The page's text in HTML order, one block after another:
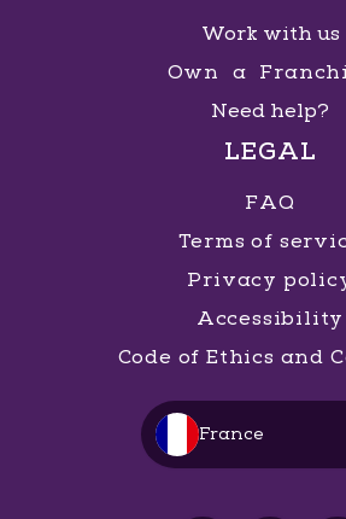
Work with us
Own a
Need help?
LEGAL
FAQ
Terms of
Privacy
Accessibility
Code of Ethics and
France